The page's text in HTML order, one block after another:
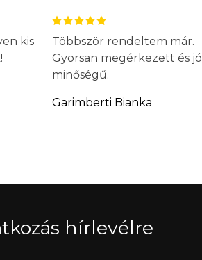
kis
Többször rendeltem már.
Gyorsan megérkezett és jó
minőségű.
Garimberti Bianka
hírlevélre